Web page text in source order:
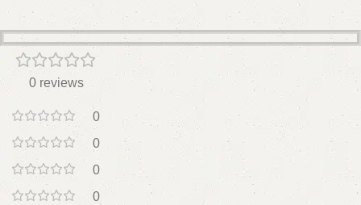
0 reviews
0
0
0
0